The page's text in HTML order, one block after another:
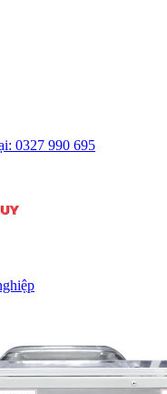
0327 990 695